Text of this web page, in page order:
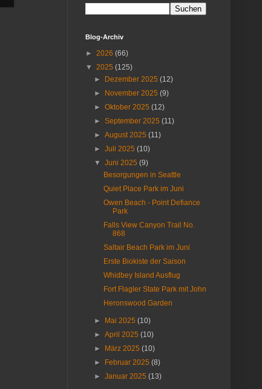
Blog-Archiv
► 2026 (66)
▼ 2025 (125)
►
Dezember 2025(12)
►
November 2025(9)
►Oktober 2025(12)
►September 2025(11)
►August 2025(11)
►Juli 2025(10)
▼Juni 2025(9)
Besorgungen in Seattle
Quiet Place Park im Juni
Owen Beach - Point Defiance
Park
Falls View Canyon Trail No.
868
Saltair Beach Park im Juni
Erste Biokiste der Saison
Whidbey Island Ausflug
Fort Flagler State Park mit John
Heronswood Garden
► Mai 2025(10)
►April 2025(10)
►
März 2025(10)
►
Februar 2025(8)
►Januar 2025(13)